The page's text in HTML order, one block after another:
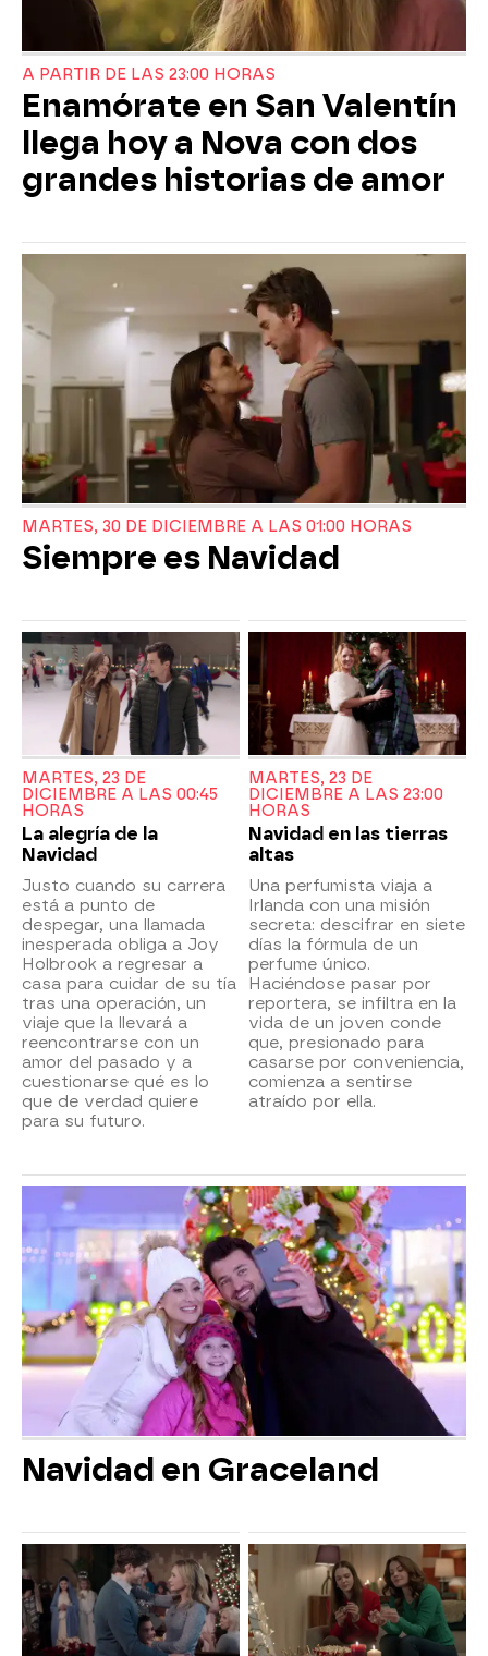
A PARTIR DE LAS 23:00 HORAS
Enamórate en San Valentín
llega hoy a Nova con dos
grandes historias de amor
MARTES, 30 DE DICIEMBRE A LAS 01:00 HORAS
Siempre es Navidad
MARTES, 23 DE
DICIEMBRE A LAS 00:45
HORAS
La alegría de la
Navidad
Justo cuando su carrera
está a punto de
despegar, una llamada
inesperada obliga a Joy
Holbrook a regresar a
casa para cuidar de su tía
tras una operación, un
viaje que la llevará a
reencontrarse con un
amor del pasado y a
cuestionarse qué es lo
que de verdad quiere
para su futuro.
MARTES, 23 DE
DICIEMBRE A LAS 23:00
HORAS
Navidad en las tierras
altas
Una perfumista viaja a
Irlanda con una misión
secreta: descifrar en siete
días la fórmula de un
perfume único.
Haciéndose pasar por
reportera, se infiltra en la
vida de un joven conde
que, presionado para
casarse por conveniencia,
comienza a sentirse
atraído por ella.
Navidad en Graceland